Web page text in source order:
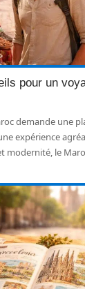
pour un
demande une
expérience
modernité, le